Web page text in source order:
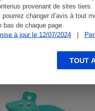
provenant de sites
changer d’avis à tout
de chaque page.
à jour le 12/07/2024
|
TOUT